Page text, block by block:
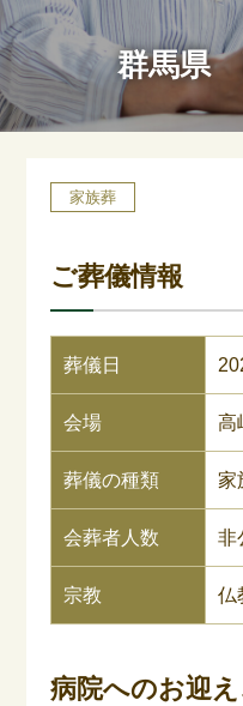
群馬県
家族葬
ご葬儀情報
葬儀日
会場 高
葬儀の種類 家
会葬者人数 非
宗教 仏
病院へのお迎